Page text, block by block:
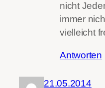
nicht
immer
vielleicht
Antworten
21.05.2014